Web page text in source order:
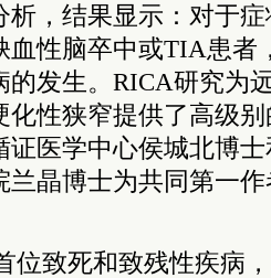
析，结果显示：对于
血性脑卒中或TIA患者
的发生。RICA研究为
化性狭窄提供了高级
证医学中心侯城北博
兰晶博士为共同第一
位致死和致残性疾病